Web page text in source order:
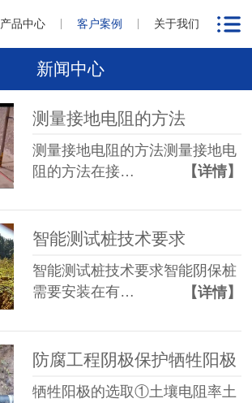
产品中心 客户案例 关于我们
新闻中心
测量接地电阻的方法
测量接地电阻的方法测量接地电
阻的方法在接…
【详情】
智能测试桩技术要求
智能测试桩技术要求智能阴保桩
需要安装在有…
【详情】
防腐工程阴极保护牺牲阳极
牺牲阳极的选取①土壤电阻率土